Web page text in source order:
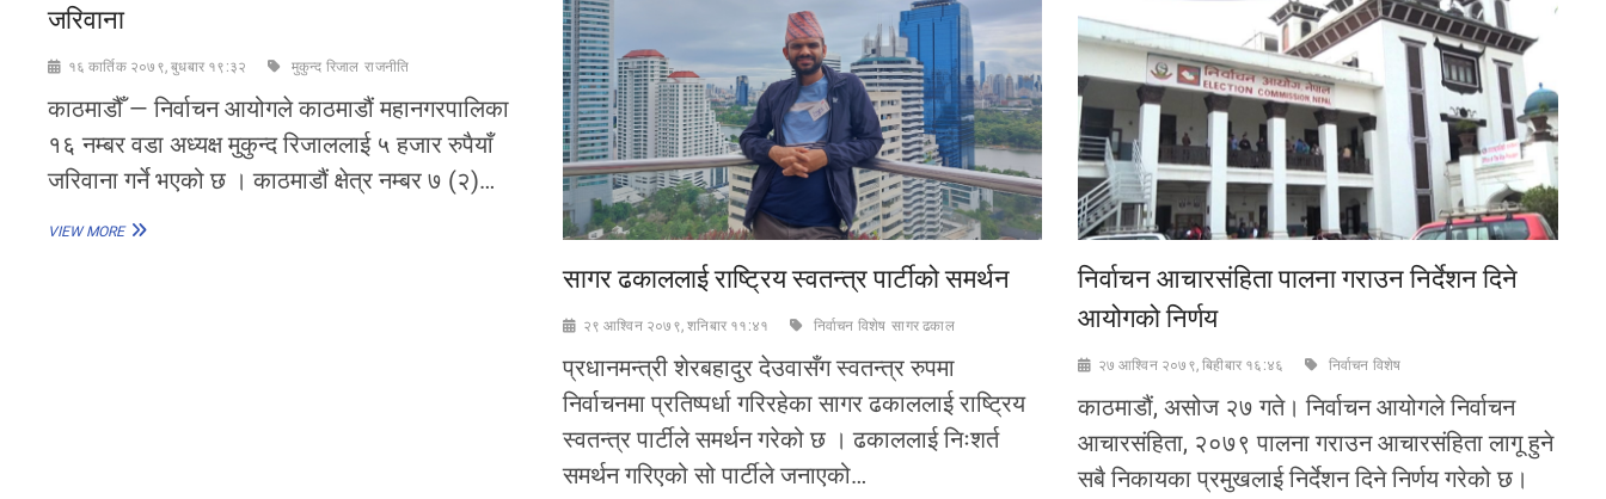
जरिवाना
१६ कार्तिक २०७९, बुधबार १९:३२ मुकुन्द रिजाल राजनीति
काठमाडौँ — निर्वाचन आयोगले काठमाडौं महानगरपालिका
१६ नम्बर वडा अध्यक्ष मुकुन्द रिजाललाई ५ हजार रुपैयाँ
जरिवाना गर्ने भएको छ । काठमाडौं क्षेत्र नम्बर ७ (२)…
VIEW MOREकाठमाडौं
सागर ढकाललाई राष्ट्रिय स्वतन्त्र पार्टीको समर्थन
२९ आश्विन २०७९, शनिबार ११:४१ निर्वाचन विशेष सागर ढकाल
प्रधानमन्त्री शेरबहादुर देउवासँग स्वतन्त्र रुपमा
निर्वाचनमा प्रतिष्पर्धा गरिरहेका सागर ढकाललाई राष्ट्रिय
स्वतन्त्र पार्टीले समर्थन गरेको छ । ढकाललाई निःशर्त
समर्थन गरिएको सो पार्टीले जनाएको…
निर्वाचन आचारसंहिता पालना गराउन निर्देशन दिने
आयोगको निर्णय
२७ आश्विन २०७९, बिहीबार १६:४६ निर्वाचन विशेष
काठमाडौं, असोज २७ गते। निर्वाचन आयोगले निर्वाचन
आचारसंहिता, २०७९ पालना गराउन आचारसंहिता लागू हुने
सबै निकायका प्रमुखलाई निर्देशन दिने निर्णय गरेको छ।